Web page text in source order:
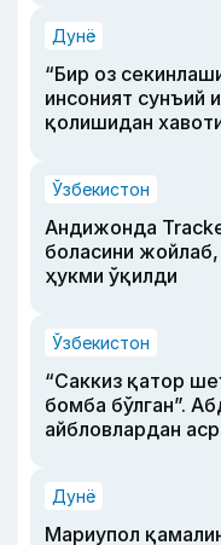
Дунё
“Бир оз
инсоният сунъий
қолишидан
Ўзбекистон
Андижонда
боласини
ҳукми ўқилди
Ўзбекистон
“Саккиз қатор
бомба бўлган”.
айбловлардан
Дунё
Мариупол